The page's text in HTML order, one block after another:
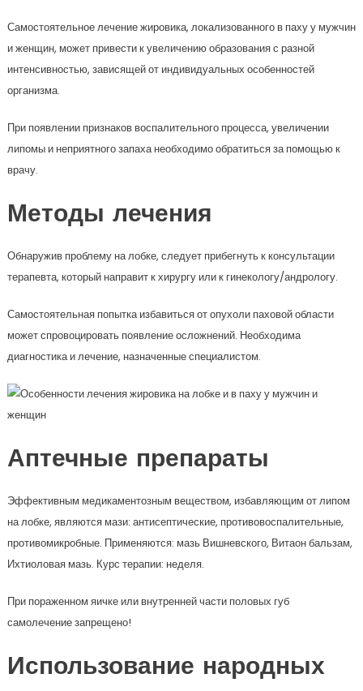
Самостоятельное лечение жировика, локализованного в паху у мужчин
и женщин, может привести к увеличению образования с разной
интенсивностью, зависящей от индивидуальных особенностей
организма.
При появлении признаков воспалительного процесса, увеличении
липомы и неприятного запаха необходимо обратиться за помощью к
врачу.
Методы лечения
Обнаружив проблему на лобке, следует прибегнуть к консультации
терапевта, который направит к хирургу или к гинекологу/андрологу.
Самостоятельная попытка избавиться от опухоли паховой области
может спровоцировать появление осложнений. Необходима
диагностика и лечение, назначенные специалистом.
Аптечные препараты
Эффективным медикаментозным веществом, избавляющим от липом
на лобке, являются мази: антисептические, противовоспалительные,
противомикробные. Применяются: мазь Вишневского, Витаон бальзам,
Ихтиоловая мазь. Курс терапии: неделя.
При пораженном яичке или внутренней части половых губ
самолечение запрещено!
Использование народных